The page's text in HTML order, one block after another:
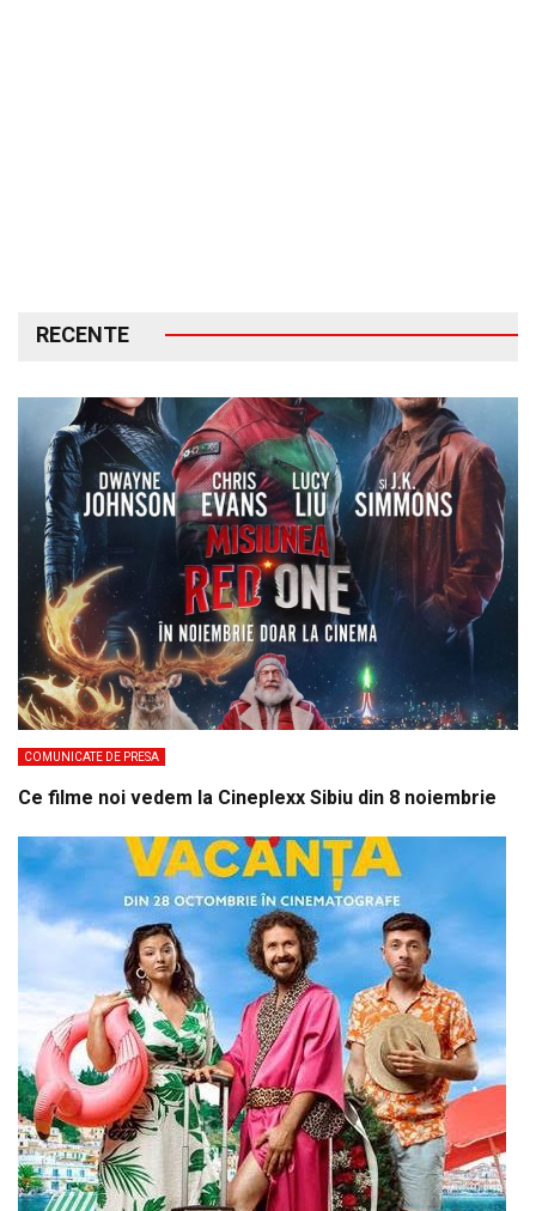
RECENTE
COMUNICATE DE PRESA
Ce filme noi vedem la Cineplexx Sibiu din 8 noiembrie